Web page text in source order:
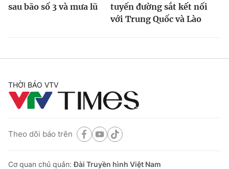
sau bão số 3 và mưa lũ
tuyến đường sắt kết nối
với Trung Quốc và Lào
THỜI BÁO VTV
Theo dõi báo trên
Cơ quan chủ quản:Đài Truyền hình Việt Nam